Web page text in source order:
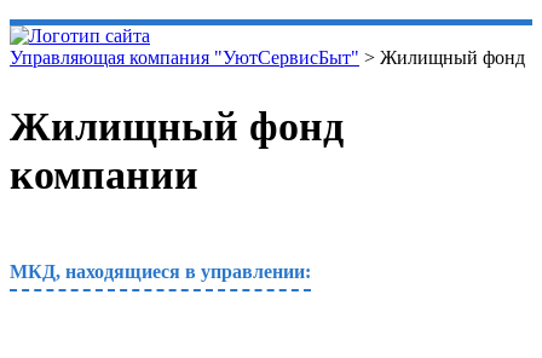
Управляющая компания "УютСервисБыт" > Жилищный фонд
Жилищный фонд
компании
МКД, находящиеся в управлении: